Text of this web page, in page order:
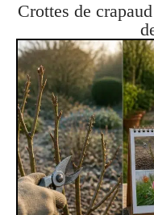
Crottes de